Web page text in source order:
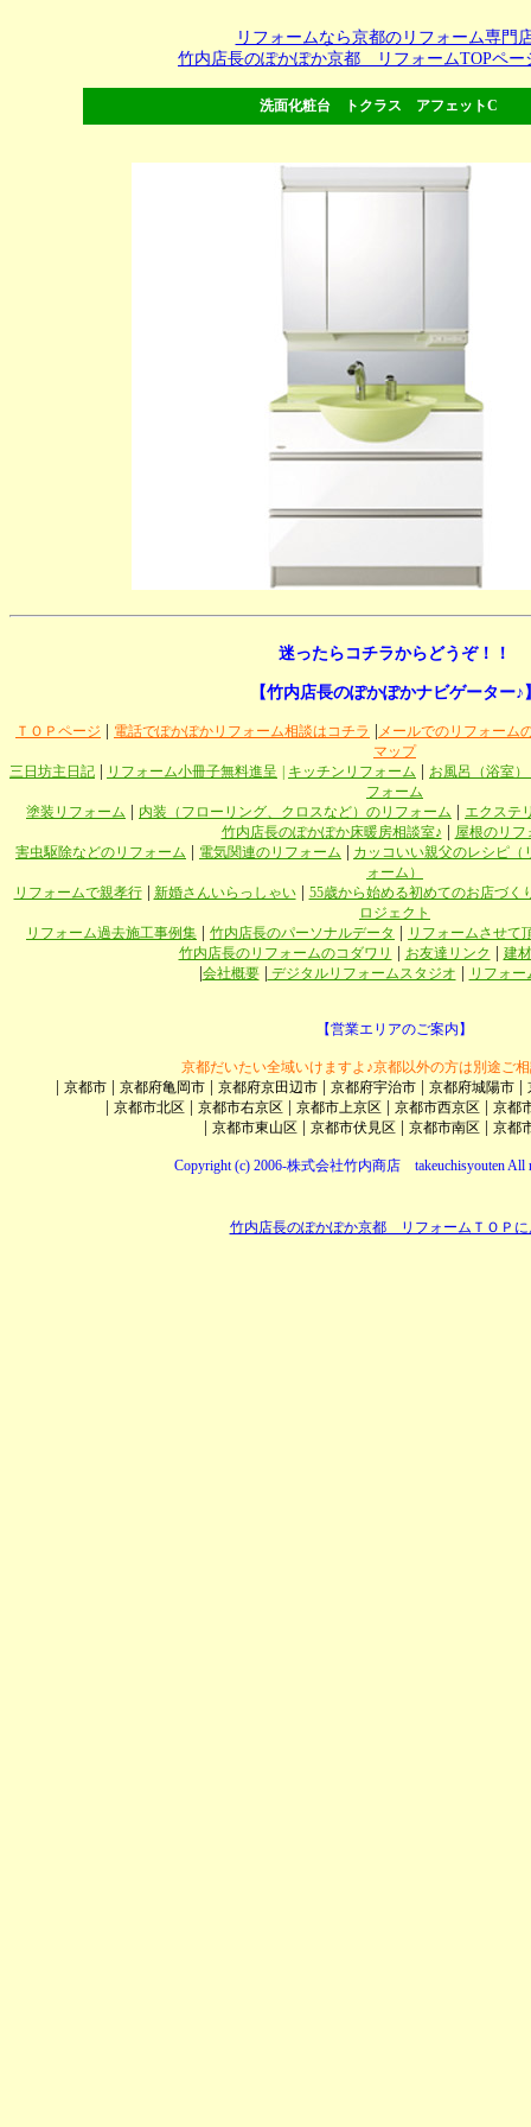
リフォームなら京都のリフォーム専門
竹内店長のぽかぽか京都 リフォームTOPペー
洗面化粧台 トクラス アフェットC
迷ったらコチラからどうぞ！！
【竹内店長のぽかぽかナビゲーター♪
ＴＯＰページ 電話でぽかぽかリフォーム相談はコチラ
メールでのリフォーム
マップ
三日坊主日記
リフォーム小冊子無料進呈 キッチンリフォーム
お風呂（浴室
フォーム
塗装リフォーム
内装（フローリング、クロスなど）のリフォーム
エクステ
竹内店長のぽかぽか床暖房相談室♪
屋根のリフ
害虫駆除などのリフォーム
電気関連のリフォーム
カッコいい親父のレシピ（
ォーム）
リフォームで親孝行| 新婚さんいらっしゃい| 55歳から始める初めてのお店づく
ロジェクト
リフォーム過去施工事例集
竹内店長のパーソナルデータ
リフォームさせて
竹内店長のリフォームのコダワリ
お友達リンク 建
会社概要| デジタルリフォームスタジオ リフォー
【営業エリアのご案内】
京都だいたい全域いけますよ♪京都以外の方は別途ご
京都市 京都府亀岡市 京都府京田辺市 京都府宇治市 京都府城陽市
京都市北区| 京都市右京区| 京都市上京区| 京都市西京区| 京都
京都市東山区| 京都市伏見区| 京都市南区| 京都
Copyright (c) 2006-株式会社竹内商店 takeuchisyouten All
竹内店長のぽかぽか京都 リフォームＴＯＰに